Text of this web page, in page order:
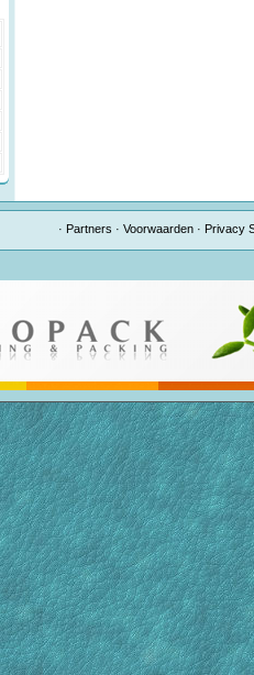
· Partners ·Voorwaarden · Privacy